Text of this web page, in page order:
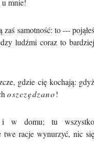
mnie!
samotność: to ---
ludźmi coraz to
gdzie cię kochają:
oszczędzano!
i w domu; tu
twe racje wynurzyć, nic